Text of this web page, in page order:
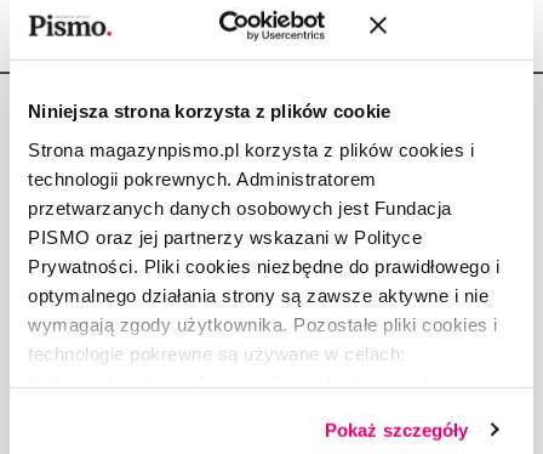
Niniejsza strona korzysta z plików cookie
Strona magazynpismo.pl korzysta z plików cookies i
technologii pokrewnych. Administratorem
przetwarzanych danych osobowych jest Fundacja
PISMO oraz jej partnerzy wskazani w Polityce
Prywatności. Pliki cookies niezbędne do prawidłowego i
optymalnego działania strony są zawsze aktywne i nie
wymagają zgody użytkownika. Pozostałe pliki cookies i
technologie pokrewne są używane w celach:
dobrowolną zgodę na pliki cookies i technologie
Pokaż szczegóły
Copyright © Fundacja Pismo
O „PIŚMIE”
ABOUT PISMO
FACT-CHECKING W „PIŚMIE”